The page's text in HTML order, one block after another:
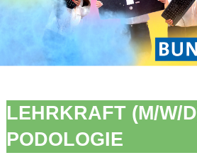
LEHRKRAFT (M/W/
PODOLOGIE